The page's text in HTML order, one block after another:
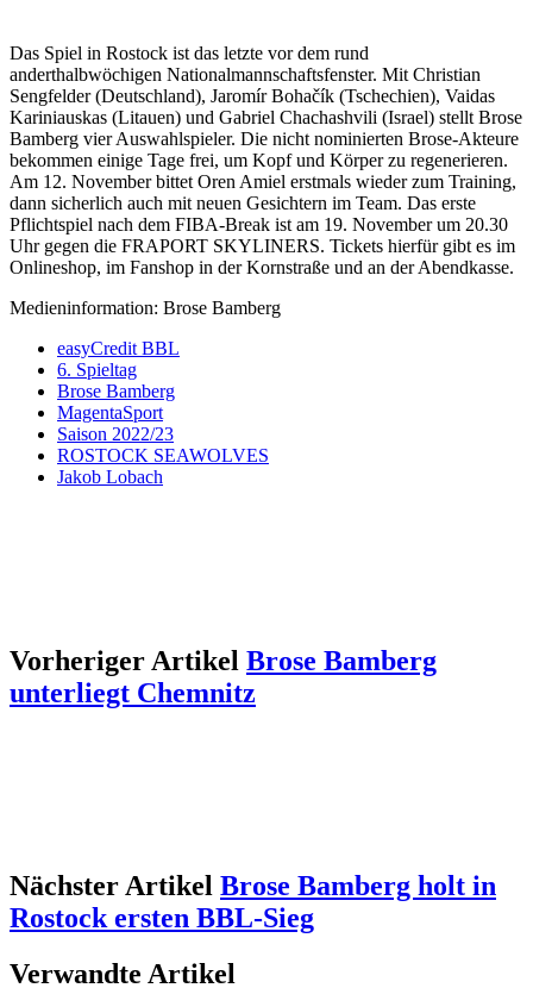
Das Spiel in Rostock ist das letzte vor dem rund
anderthalbwöchigen Nationalmannschaftsfenster. Mit Christian
Sengfelder (Deutschland), Jaromír Bohačík (Tschechien), Vaidas
Kariniauskas (Litauen) und Gabriel Chachashvili (Israel) stellt Brose
Bamberg vier Auswahlspieler. Die nicht nominierten Brose-Akteure
bekommen einige Tage frei, um Kopf und Körper zu regenerieren.
Am 12. November bittet Oren Amiel erstmals wieder zum Training,
dann sicherlich auch mit neuen Gesichtern im Team. Das erste
Pflichtspiel nach dem FIBA-Break ist am 19. November um 20.30
Uhr gegen die FRAPORT SKYLINERS. Tickets hierfür gibt es im
Onlineshop, im Fanshop in der Kornstraße und an der Abendkasse.
Medieninformation: Brose Bamberg
easyCredit BBL
6. Spieltag
Brose Bamberg
MagentaSport
Saison 2022/23
ROSTOCK SEAWOLVES
Jakob Lobach
Vorheriger Artikel Brose Bamberg
unterliegt Chemnitz
Nächster Artikel Brose Bamberg holt in
Rostock ersten BBL-Sieg
Verwandte Artikel